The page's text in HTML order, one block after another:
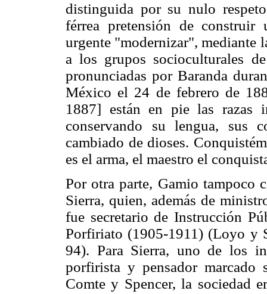
distinguida por su nulo
férrea pretensión de
urgente "modernizar", mediante
a los grupos socioculturales
pronunciadas por Baranda
México el 24 de febrero de
1887] están en pie las razas
conservando su lengua, sus
cambiado de dioses.
es el arma, el maestro el
Por otra parte, Gamio tampoco
Sierra, quien, además de
fue secretario de Instrucción
Porfiriato (1905-1911) (Loyo y
94). Para Sierra, uno de los
porfirista y pensador
Comte y Spencer, la sociedad